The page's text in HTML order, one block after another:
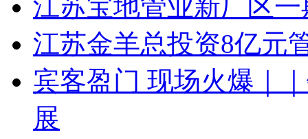
江苏宝地管业新厂区
江苏金羊总投资8亿元
宾客盈门 现场火爆｜
展